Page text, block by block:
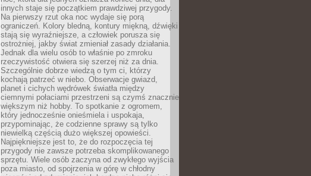
innych staje się początkiem prawdziwej przygody.
Na pierwszy rzut oka noc wydaje się porą
ograniczeń. Kolory bledną, kontury miękną, dźwięki
stają się wyraźniejsze, a człowiek porusza się
ostrożniej, jakby świat zmieniał zasady działania.
Jednak dla wielu osób to właśnie po zmroku
rzeczywistość otwiera się szerzej niż za dnia.
Szczególnie dobrze wiedzą o tym ci, którzy
kochają patrzeć w niebo. Obserwacje gwiazd,
planet i cichych wędrówek światła między
ciemnymi połaciami przestrzeni są czymś znacznie
większym niż hobby. To spotkanie z ogromem,
który jednocześnie onieśmiela i uspokaja,
przypominając, że codzienne sprawy są tylko
niewielką częścią dużo większej opowieści.
Najpiękniejsze jest to, że do rozpoczęcia tej
przygody nie zawsze potrzeba skomplikowanego
sprzętu. Wiele osób zaczyna od zwykłego wyjścia
poza miasto, od spojrzenia w górę w chłodny